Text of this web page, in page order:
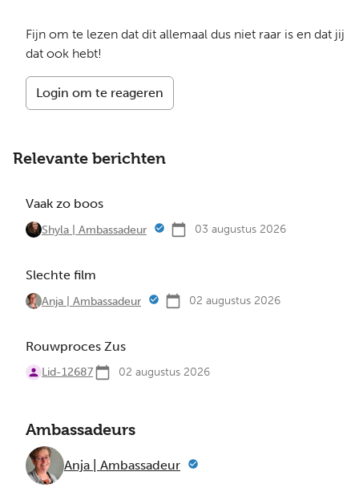
Fijn om te lezen dat dit allemaal dus niet raar is en dat jij
dat ook hebt!
Login om te reageren
Relevante berichten
Vaak zo boos
Shyla | Ambassadeur 03 augustus 2026
Slechte film
Anja | Ambassadeur 02 augustus 2026
Rouwproces Zus
Lid-12687 02 augustus 2026
Ambassadeurs
Anja | Ambassadeur